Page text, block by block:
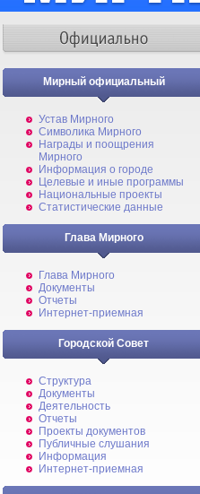
Мирный официальный
Устав Мирного
Символика Мирного
Награды и поощрения
Мирного
Информация о городе
Целевые и иные программы
Национальные проекты
Статистические данные
Глава Мирного
Глава Мирного
Документы
Отчеты
Интернет-приемная
Городской Совет
Структура
Документы
Деятельность
Отчеты
Проекты документов
Публичные слушания
Информация
Интернет-приемная